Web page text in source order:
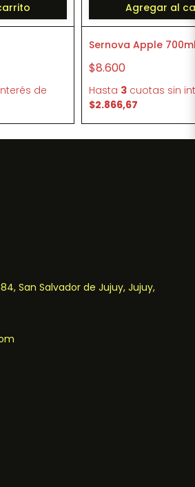
de
Agregar al
Sernova Apple
$8.600
Hasta 3 cuotas sin
$2.866,67
San Salvador de Jujuy, Jujuy,